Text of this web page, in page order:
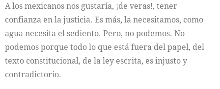
A los mexicanos nos gustaría, ¡de veras!, tener
confianza en la justicia. Es más, la necesitamos, como
agua necesita el sediento. Pero, no podemos. No
podemos porque todo lo que está fuera del papel, del
texto constitucional, de la ley escrita, es injusto y
contradictorio.